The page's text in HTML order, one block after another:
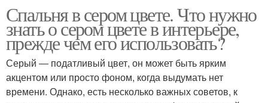
Спальня в сером цвете. Что нужно
знать о сером цвете в интерьере,
прежде чем его использовать?
Серый ― податливый цвет, он может быть ярким
акцентом или просто фоном, когда выдумать нет
времени. Однако, есть несколько важных советов, к